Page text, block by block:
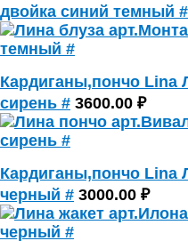
двойка синий темный #
Кардиганы,пончо Lina
сирень # 3600.00 ₽
Кардиганы,пончо Lina
черный # 3000.00 ₽